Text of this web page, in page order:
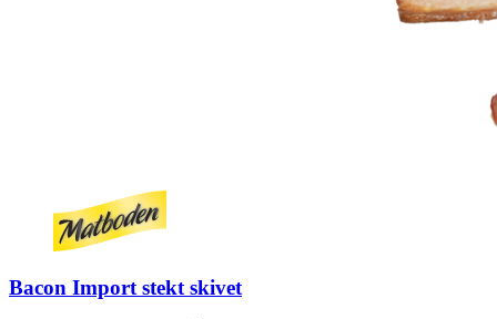
Bacon Import stekt skivet